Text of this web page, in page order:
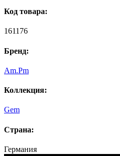
Код товара:
161176
Бренд:
Am.Pm
Коллекция:
Gem
Страна:
Германия